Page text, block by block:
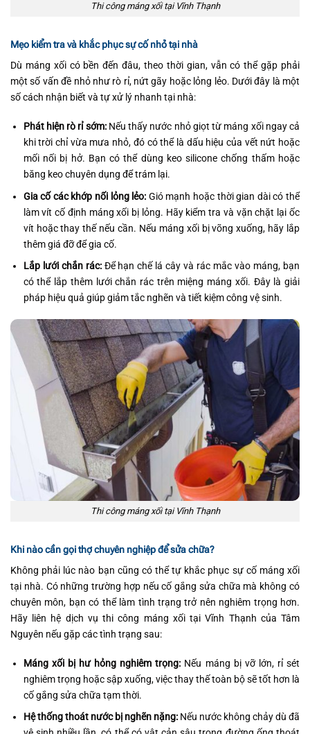
Thi công máng xối tại Vĩnh Thạnh
Mẹo kiểm tra và khắc phục sự cố nhỏ tại nhà
Dù máng xối có bền đến đâu, theo thời gian, vẫn có thể gặp phải
một số vấn đề nhỏ như rò rỉ, nứt gãy hoặc lỏng lẻo. Dưới đây là một
số cách nhận biết và tự xử lý nhanh tại nhà:
Phát hiện rò rỉ sớm:Nếu thấy nước nhỏ giọt từ máng xối ngay cả
khi trời chỉ vừa mưa nhỏ, đó có thể là dấu hiệu của vết nứt hoặc
mối nối bị hở. Bạn có thể dùng keo silicone chống thấm hoặc
băng keo chuyên dụng để trám lại.
Gia cố các khớp nối lỏng lẻo: Gió mạnh hoặc thời gian dài có thể
làm vít cố định máng xối bị lỏng. Hãy kiểm tra và vặn chặt lại ốc
vít hoặc thay thế nếu cần. Nếu máng xối bị võng xuống, hãy lắp
thêm giá đỡ để gia cố.
Lắp lưới chắn rác:Để hạn chế lá cây và rác mắc vào máng, bạn
có thể lắp thêm lưới chắn rác trên miệng máng xối. Đây là giải
pháp hiệu quả giúp giảm tắc nghẽn và tiết kiệm công vệ sinh.
Thi công máng xối tại Vĩnh Thạnh
Khi nào cần gọi thợ chuyên nghiệp để sửa chữa?
Không phải lúc nào bạn cũng có thể tự khắc phục sự cố máng xối
tại nhà. Có những trường hợp nếu cố gắng sửa chữa mà không có
chuyên môn, bạn có thể làm tình trạng trở nên nghiêm trọng hơn.
Hãy liên hệ dịch vụ thi công máng xối tại Vĩnh Thạnh của Tâm
Nguyên nếu gặp các tình trạng sau:
Máng xối bị hư hỏng nghiêm trọng: Nếu máng bị vỡ lớn, rỉ sét
nghiêm trọng hoặc sập xuống, việc thay thế toàn bộ sẽ tốt hơn là
cố gắng sửa chữa tạm thời.
Hệ thống thoát nước bị nghẽn nặng:Nếu nước không chảy dù đã